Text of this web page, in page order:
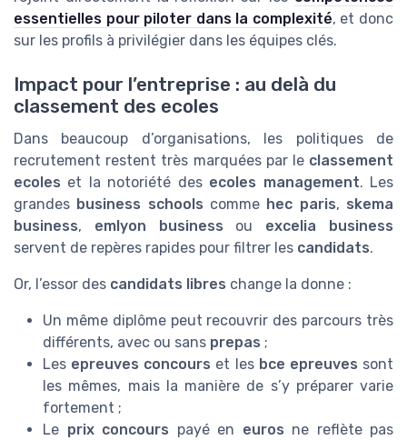
essentielles pour piloter dans la complexité, et donc
sur les profils à privilégier dans les équipes clés.
Impact pour l’entreprise : au delà du
classement des ecoles
Dans beaucoup d’organisations, les politiques de
recrutement restent très marquées par le classement
ecoles et la notoriété des ecoles management. Les
grandes business schools comme hec paris, skema
business, emlyon business ou excelia business
servent de repères rapides pour filtrer les candidats.
Or, l’essor des candidats libres change la donne :
Un même diplôme peut recouvrir des parcours très
différents, avec ou sans prepas ;
Les epreuves concours et les bce epreuves sont
les mêmes, mais la manière de s’y préparer varie
fortement ;
Le prix concours payé en euros ne reflète pas